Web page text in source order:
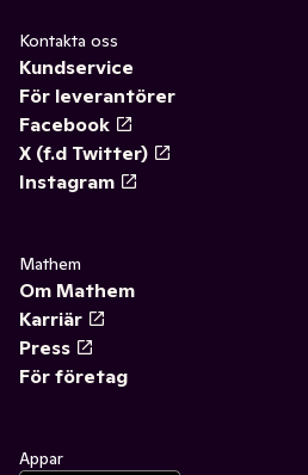
Kontakta oss
Kundservice
För leverantörer
Facebook
X (f.d Twitter)
Instagram
Mathem
Om Mathem
Karriär
Press
För företag
Appar